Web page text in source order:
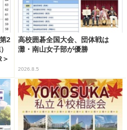
2
高校囲碁全国大会、団体戦は
灘・南山女子部が優勝
2026.8.5